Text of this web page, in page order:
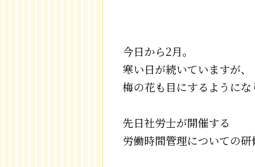
今日から2月。
寒い日が続いていますが、
梅の花も目にするようにな
先日社労士が開催する
労働時間管理についての研